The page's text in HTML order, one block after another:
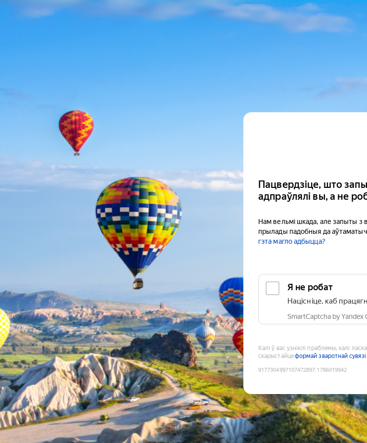
Пацвердзіце, што
адпраўлялі вы, а не
Нам вельмі шкада, але запыты з
прылады падобныя да
гэта магло адбыцца?
Я не робат
Націсніце, каб
SmartCaptcha by Yandex
Калі ў вас узніклі праблемы, калі
скарыстайцеформай зваротнай сувязі
9177304997107472897:1786019942